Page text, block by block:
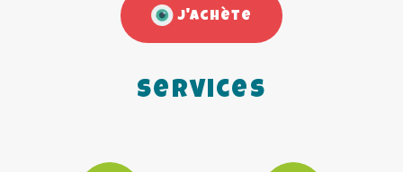
J'achète
Services